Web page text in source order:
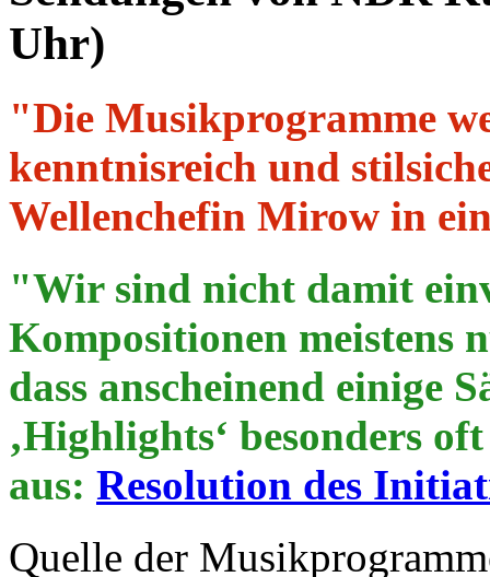
Uhr)
"Die Musikprogramme
kenntnisreich und
Wellenchefin Mirow in
"Wir sind nicht damit
Kompositionen meistens
dass anscheinend einige
‚Highlights‘ besonders
aus: Resolution des
Quelle der